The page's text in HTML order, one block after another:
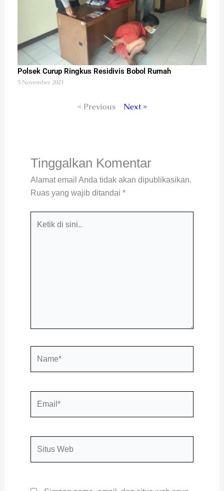
Polsek Curup Ringkus Residivis Bobol Rumah
5 November 2021
« Previous Next »
Tinggalkan Komentar
Alamat email Anda tidak akan dipublikasikan.
Ruas yang wajib ditandai *